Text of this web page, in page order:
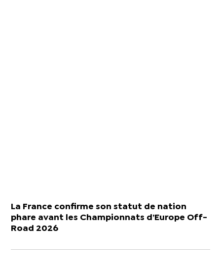
La France confirme son statut de nation
phare avant les Championnats d’Europe Off-
Road 2026